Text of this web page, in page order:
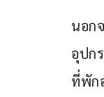
นอก
อุปก
ที่พัก